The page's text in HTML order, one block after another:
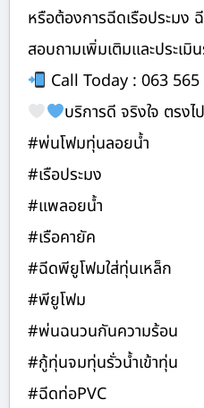
หรือต้องการฉีดเรือประมง
สอบถามเพิ่มเติมและประเ
Call Today : 063
บริการดี จริงใจ ตรง
#พ่นโฟมทุ่นลอยน้ำ
#เรือประมง
#แพลอยน้ำ
#เรือคายัค
#ฉีดพียูโฟมใส่ทุ่นเหล็ก
#พียูโฟม
#พ่นฉนวนกันความร้อน
#กู้ทุ่นจมทุ่นรั่วน้ำเข้าทุ่น
#ฉีดท่อPVC